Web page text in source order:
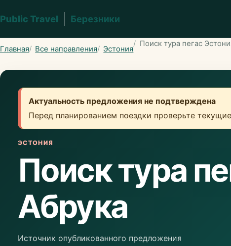
Public Travel Березники
Главная Все направления Эстония
Поиск тура пегас
Актуальность предложения не подтверждена
Перед планированием поездки проверьте
ЭСТОНИЯ
Поиск тура
Абрука
Источник опубликованного предложения